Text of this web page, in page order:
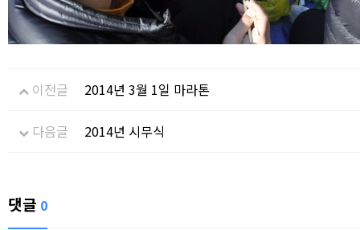
이전글 2014년 3월 1일 마라톤
다음글 2014년 시무식
댓글 0